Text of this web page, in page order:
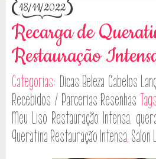
18/11/2022
Recarga de
Restauração
Categorias: Dicas Beleza Cabelos
Recebidos / Parcerias Resenhas
Meu Liso Restauração Intensa,
Queratina Restauração Intensa, Salon